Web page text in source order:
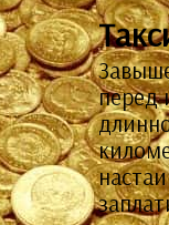
перед